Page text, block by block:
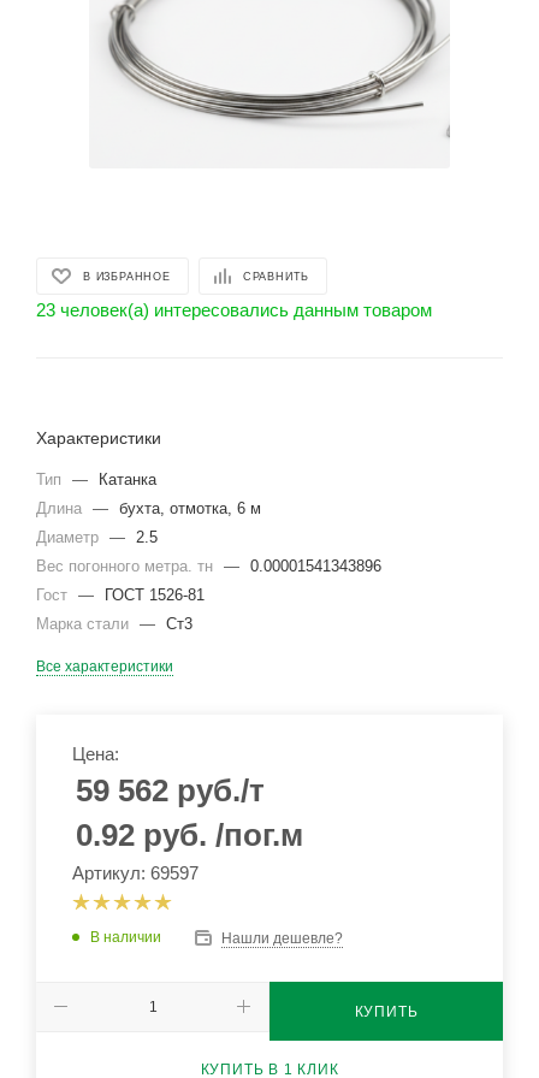
В ИЗБРАННОЕ СРАВНИТЬ
23 человек(а) интересовались данным товаром
Характеристики
Тип —
Катанка
Длина — бухта, отмотка, 6 м
Диаметр — 2.5
Вес погонного метра. тн — 0.00001541343896
Гост —
ГОСТ 1526-81
Марка стали — Ст3
Все характеристики
Цена:
59 562 руб./т
0.92 руб. /пог.м
Артикул: 69597
В наличии Нашли дешевле?
КУПИТЬ
КУПИТЬ В 1 КЛИК